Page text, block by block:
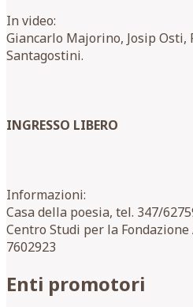
In video:
Giancarlo Majorino, Josip
Santagostini.
INGRESSO LIBERO
Informazioni:
Casa della poesia, tel. 347/
Centro Studi per la
7602923
Enti promotori